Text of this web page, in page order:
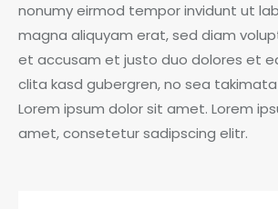
nonumy eirmod tempor invidunt ut
magna aliquyam erat, sed diam
et accusam et justo duo dolores et
clita kasd gubergren, no sea
Lorem ipsum dolor sit amet. Lorem
amet, consetetur sadipscing elitr.